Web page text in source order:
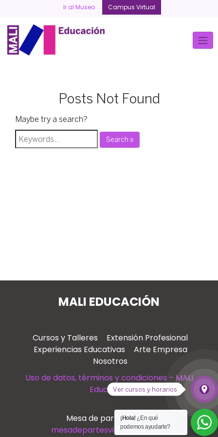
content
Ir al Museo Campus Virtual
Posts Not Found
Maybe try a search?
Search »
MALI EDUCACIÓN
Cursos y Talleres
Extensión Profesional
Experiencias Educativas
Arte Empresa
Nosotros
Uso de datos, términos y condiciones – MALI
Educación
Mesa de partes virtual
mesadepartesvirtual@mali.pe
¡Hola! ¿En qué
podemos ayudarte?
Ver
place
Ver cursos y horarios